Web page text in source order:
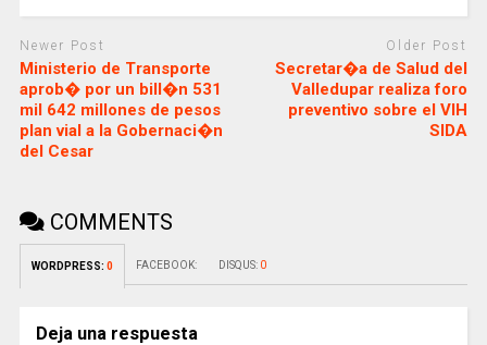
Newer Post
Ministerio de Transporte
aprob� por un bill�n 531
mil 642 millones de pesos
plan vial a la Gobernaci�n
del Cesar
Older Post
Secretar�a de Salud del
Valledupar realiza foro
preventivo sobre el VIH
SIDA
COMMENTS
WORDPRESS: 0 FACEBOOK: DISQUS: 0
Deja una respuesta